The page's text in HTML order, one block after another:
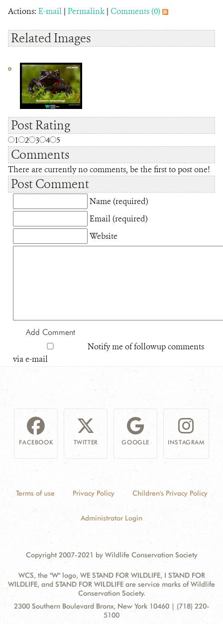
Actions: E-mail | Permalink | Comments (0)
Related Images
Post Rating
1 2 3 4 5
Comments
There are currently no comments, be the first to post one!
Post Comment
Name (required)
Email (required)
Website
Notify me of followup comments
via e-mail
FACEBOOK TWITTER GOOGLE INSTAGRAM
Terms of use Privacy Policy Children's Privacy Policy
Administrator Login
Copyright 2007-2021 by Wildlife Conservation Society
WCS, the "W" logo, WE STAND FOR WILDLIFE, I STAND FOR
WILDLIFE, and STAND FOR WILDLIFE are service marks of Wildlife
Conservation Society.
Contact
Address:
2300 Southern Boulevard Bronx, New York 10460 | (718) 220-
5100